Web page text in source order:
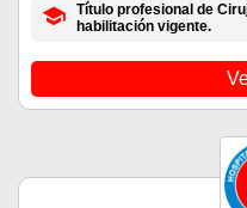
Título profesional de
habilitación vigente.